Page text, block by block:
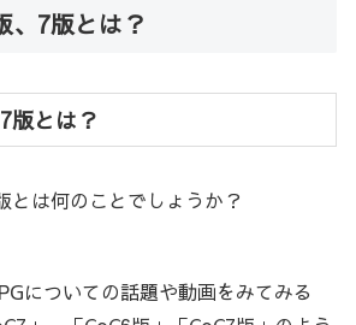
、7版とは？
版とは？
とは何のことでしょうか？
についての話題や動画をみてみる